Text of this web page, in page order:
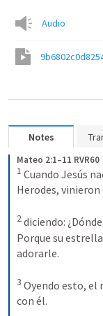
Audio
Notes
Mateo 2:1–11 RVR60
1 Cuando Jesús
Herodes,
2diciendo:
Porque su
adorarle.
3 Oyendo esto, el
con él.